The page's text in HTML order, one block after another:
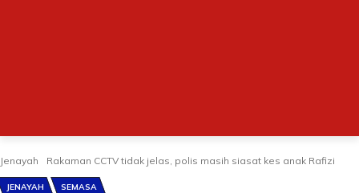
Jenayah Rakaman CCTV tidak jelas, polis masih siasat kes anak Rafizi
JENAYAH SEMASA